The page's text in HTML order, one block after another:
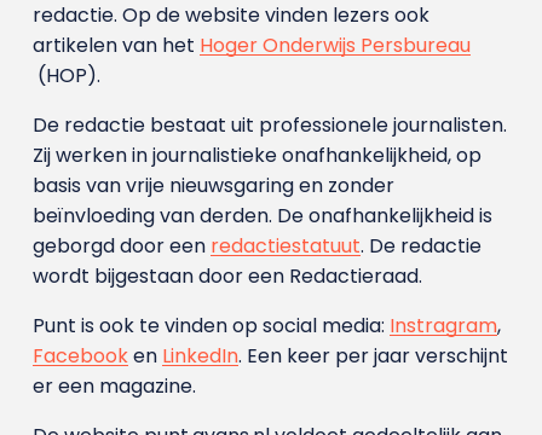
redactie. Op de website vinden lezers ook
artikelen van het Hoger Onderwijs Persbureau
(HOP).
De redactie bestaat uit professionele journalisten.
Zij werken in journalistieke onafhankelijkheid, op
basis van vrije nieuwsgaring en zonder
beïnvloeding van derden. De onafhankelijkheid is
geborgd door een redactiestatuut. De redactie
wordt bijgestaan door een Redactieraad.
Punt is ook te vinden op social media: Instragram,
Facebooken LinkedIn. Een keer per jaar verschijnt
er een magazine.